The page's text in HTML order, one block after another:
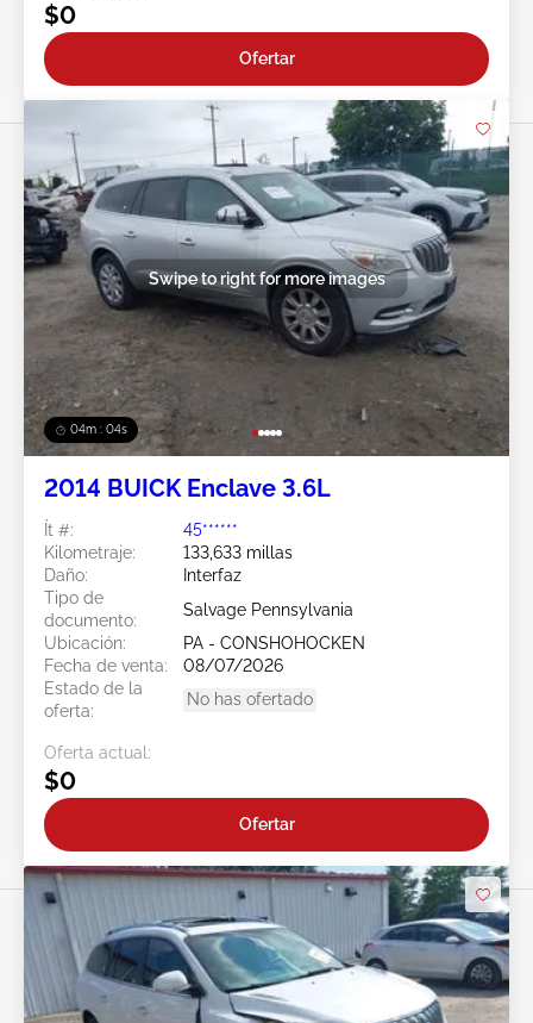
$0
Ofertar
04m : 02s
Swipe to right for more images
2014 BUICK Enclave 3.6L
Ít #:
45******
Kilometraje:
133,633 millas
Daño:
Interfaz
Tipo de
documento:
Salvage Pennsylvania
Ubicación:
PA - CONSHOHOCKEN
Fecha de venta:
08/07/2026
Estado de la
oferta:
No has ofertado
Oferta actual:
$0
Ofertar